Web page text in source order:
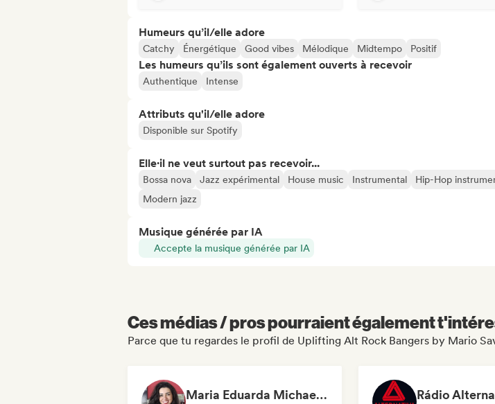
Humeurs qu’il/elle adore
Catchy Énergétique Good vibes Mélodique Midtempo Positif
Les humeurs qu’ils sont également ouverts à recevoir
Authentique Intense
Attributs qu'il/elle adore
Disponible sur Spotify
Elle·il ne veut surtout pas recevoir...
Bossa nova Jazz expérimental House music Instrumental
Hip-Hop
Modern jazz
Musique générée par IA
Accepte la musique générée par IA
Ces médias / pros pourraient également
Parce que tu regardes le profil de Uplifting Alt Rock Bangers by Mario
Maria Eduarda Michael | Red Behavior Rádio